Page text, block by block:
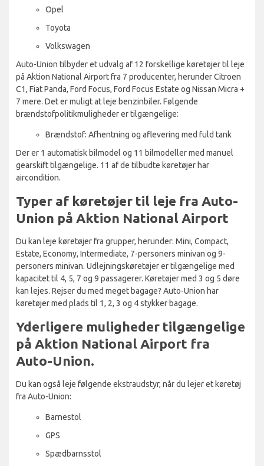
Opel
Toyota
Volkswagen
Auto-Union tilbyder et udvalg af 12 forskellige køretøjer til leje
på Aktion National Airport fra 7 producenter, herunder Citroen
C1, Fiat Panda, Ford Focus, Ford Focus Estate og Nissan Micra +
7 mere. Det er muligt at leje benzinbiler. Følgende
brændstofpolitikmuligheder er tilgængelige:
Brændstof: Afhentning og aflevering med fuld tank
Der er 1 automatisk bilmodel og 11 bilmodeller med manuel
gearskift tilgængelige. 11 af de tilbudte køretøjer har
aircondition.
Typer af køretøjer til leje fra Auto-
Union på Aktion National Airport
Du kan leje køretøjer fra grupper, herunder: Mini, Compact,
Estate, Economy, Intermediate, 7-personers minivan og 9-
personers minivan. Udlejningskøretøjer er tilgængelige med
kapacitet til 4, 5, 7 og 9 passagerer. Køretøjer med 3 og 5 døre
kan lejes. Rejser du med meget bagage? Auto-Union har
køretøjer med plads til 1, 2, 3 og 4 stykker bagage.
Yderligere muligheder tilgængelige
på Aktion National Airport fra
Auto-Union.
Du kan også leje følgende ekstraudstyr, når du lejer et køretøj
fra Auto-Union:
Barnestol
GPS
Spædbarnsstol